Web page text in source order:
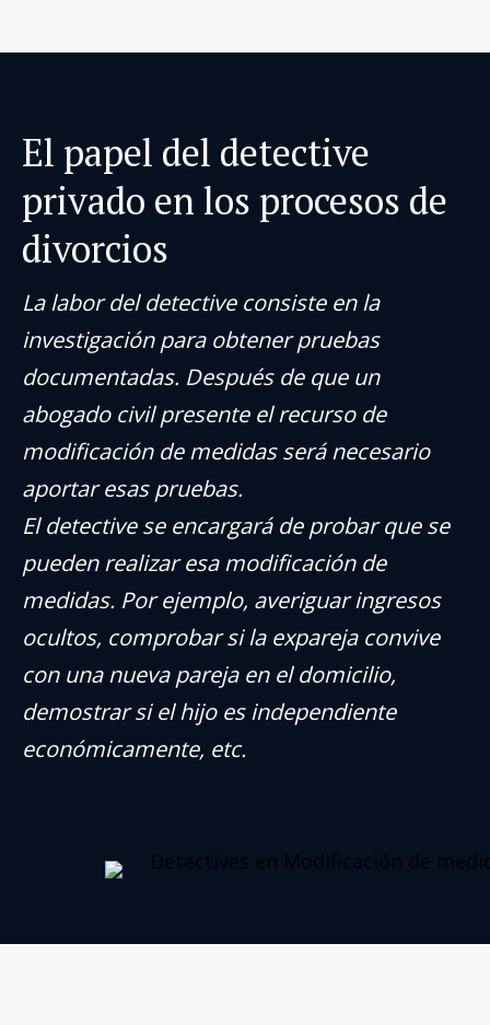
El papel del detective
privado en los procesos de
divorcios
La labor del detective consiste en la
investigación para obtener pruebas
documentadas. Después de que un
abogado civil presente el recurso de
modificación de medidas será necesario
aportar esas pruebas.
El detective se encargará de probar que se
pueden realizar esa modificación de
medidas. Por ejemplo, averiguar ingresos
ocultos, comprobar si la expareja convive
con una nueva pareja en el domicilio,
demostrar si el hijo es independiente
económicamente, etc.